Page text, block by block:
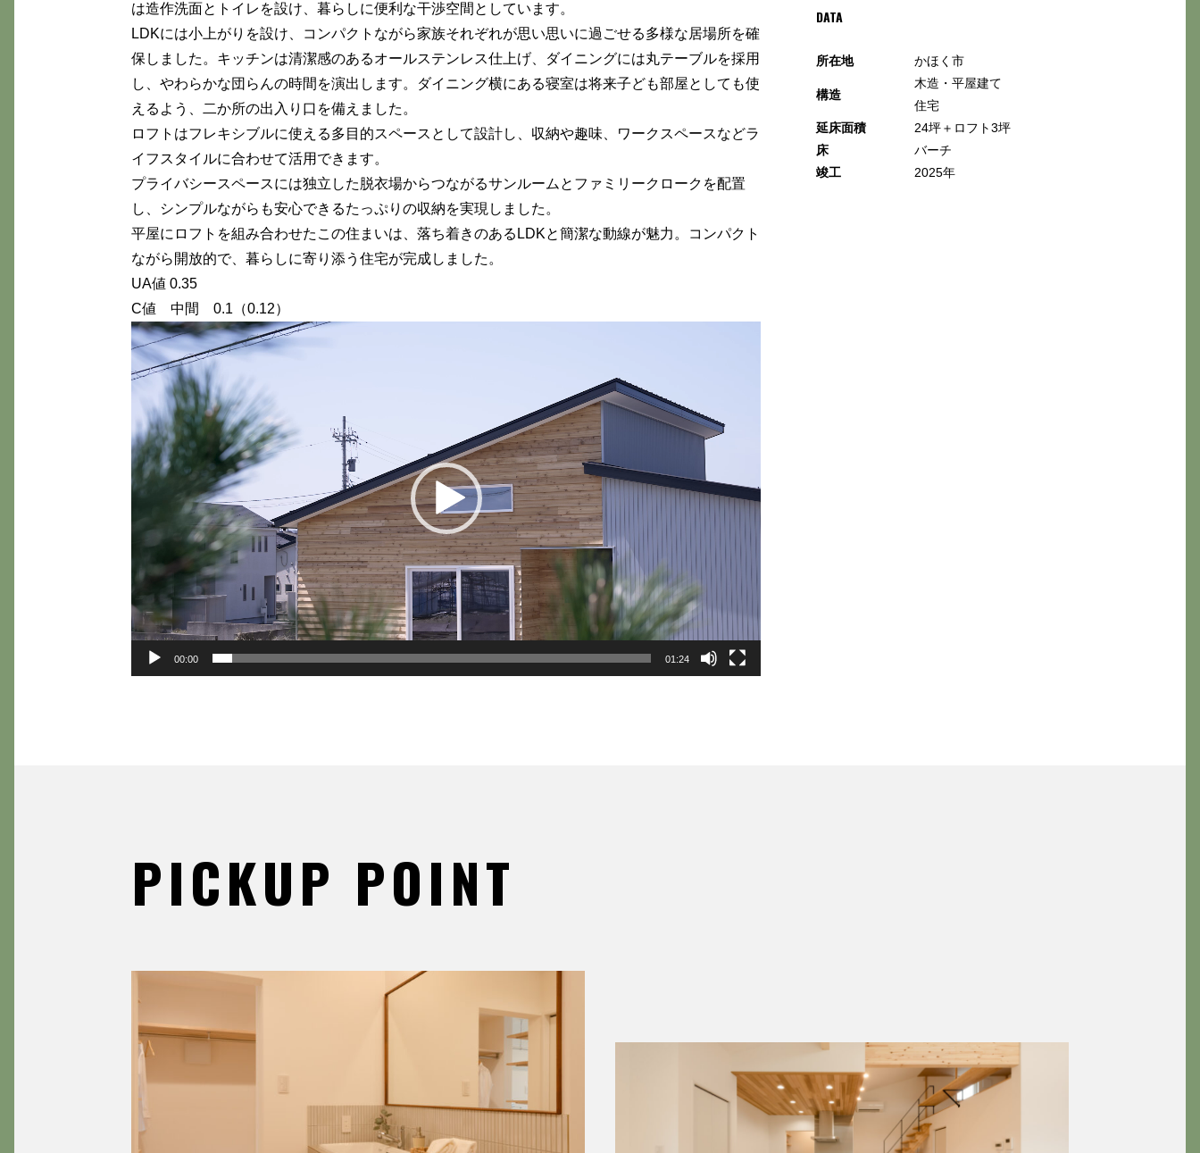
は造作洗面とトイレを設け、暮らしに便利な干渉空間としています。
LDKには小上がりを設け、コンパクトながら家族それぞれが思い思いに過ごせる多様な居場所を確
保しました。キッチンは清潔感のあるオールステンレス仕上げ、ダイニングには丸テーブルを採用
し、やわらかな団らんの時間を演出します。ダイニング横にある寝室は将来子ども部屋としても使
えるよう、二か所の出入り口を備えました。
ロフトはフレキシブルに使える多目的スペースとして設計し、収納や趣味、ワークスペースなどラ
イフスタイルに合わせて活用できます。
プライバシースペースには独立した脱衣場からつながるサンルームとファミリークロークを配置
し、シンプルながらも安心できるたっぷりの収納を実現しました。
平屋にロフトを組み合わせたこの住まいは、落ち着きのあるLDKと簡潔な動線が魅力。コンパクト
ながら開放的で、暮らしに寄り添う住宅が完成しました。
UA値 0.35
C値 中間 0.1（0.12）
動
画
プ
レ
ー
00:00 01:24
DATA
所在地 かほく市
構造
木造・平屋建て
住宅
延床面積
24坪＋ロフト3坪
床
バーチ
竣工
2025年
PICKUP POINT